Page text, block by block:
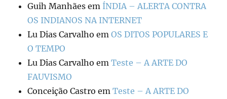
Guih Manhães em ÍNDIA – ALERTA CONTRA
OS INDIANOS NA INTERNET
Lu Dias Carvalho emOS DITOS POPULARES E
O TEMPO
Lu Dias Carvalho emTeste – A ARTE DO
FAUVISMO
Conceição Castro emTeste – A ARTE DO